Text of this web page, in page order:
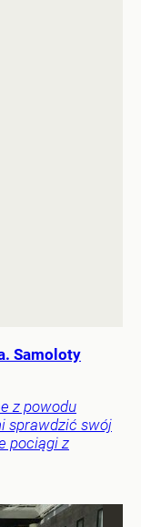
Samoloty
z powodu
sprawdzić swój
pociągi z